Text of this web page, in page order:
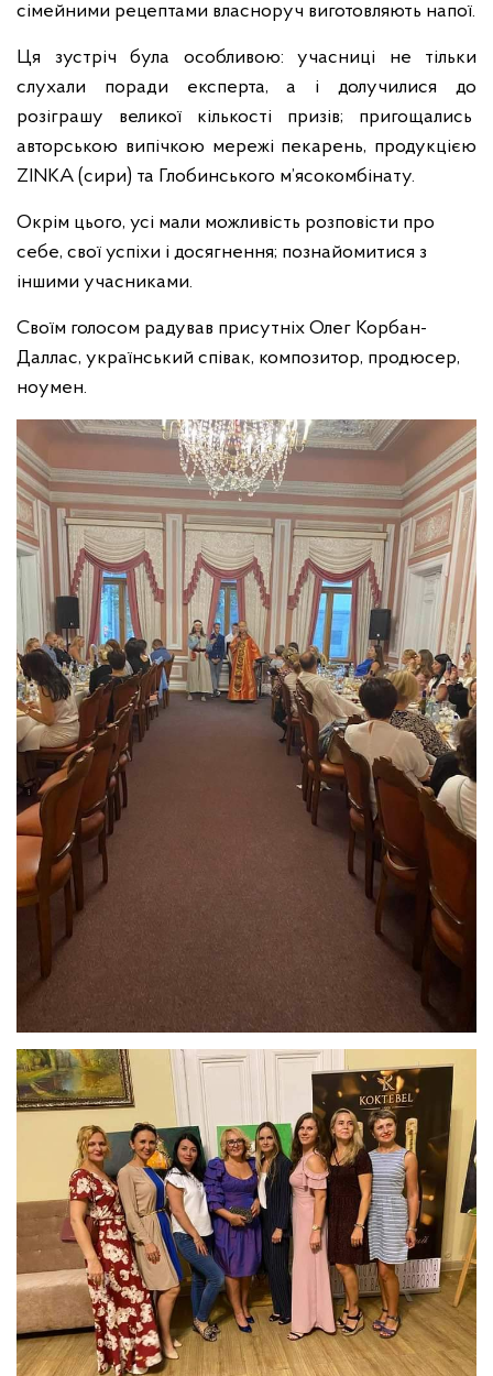
сімейними рецептами власноруч виготовляють напої.
Ця зустріч була особливою: учасниці не тільки
слухали поради експерта, а і долучилися до
розіграшу великої кількості призів; пригощались
авторською випічкою мережі пекарень, продукцією
ZINKA (сири) та Глобинського м’ясокомбінату.
Окрім цього, усі мали можливість розповісти про
себе, свої успіхи і досягнення; познайомитися з
іншими учасниками.
Своїм голосом радував присутніх Олег Корбан-
Даллас, український співак, композитор, продюсер,
ноумен.